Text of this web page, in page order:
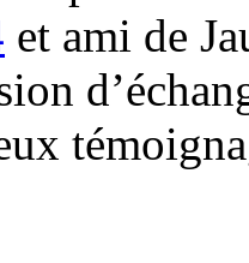
et ami de